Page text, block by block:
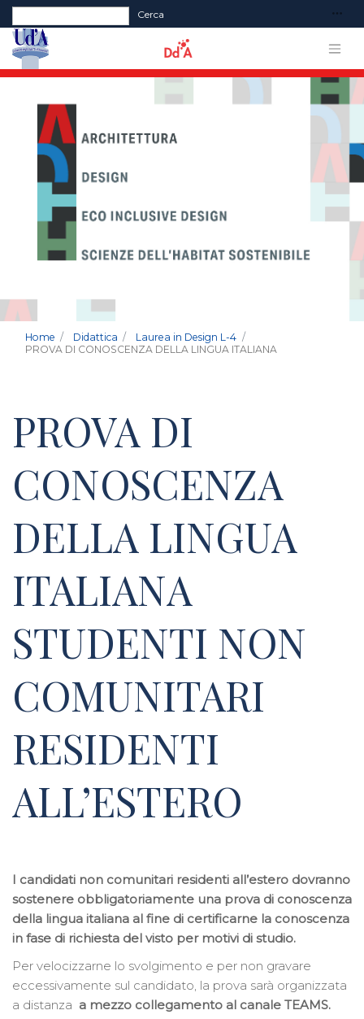
Form di ricerca
Cerca
Home Didattica
Laurea in Design L-4
PROVA DI CONOSCENZA DELLA LINGUA ITALIANA
PROVA DI
CONOSCENZA
DELLA LINGUA
ITALIANA
STUDENTI NON
COMUNITARI
RESIDENTI
ALL’ESTERO
I candidati non comunitari residenti all’estero dovranno
sostenere obbligatoriamente una prova di conoscenza
della lingua italiana al fine di certificarne la conoscenza
in fase di richiesta del visto per motivi di studio.
Per velocizzarne lo svolgimento e per non gravare
eccessivamente sul candidato, la prova sarà organizzata
a distanza a mezzo collegamento al canale TEAMS.